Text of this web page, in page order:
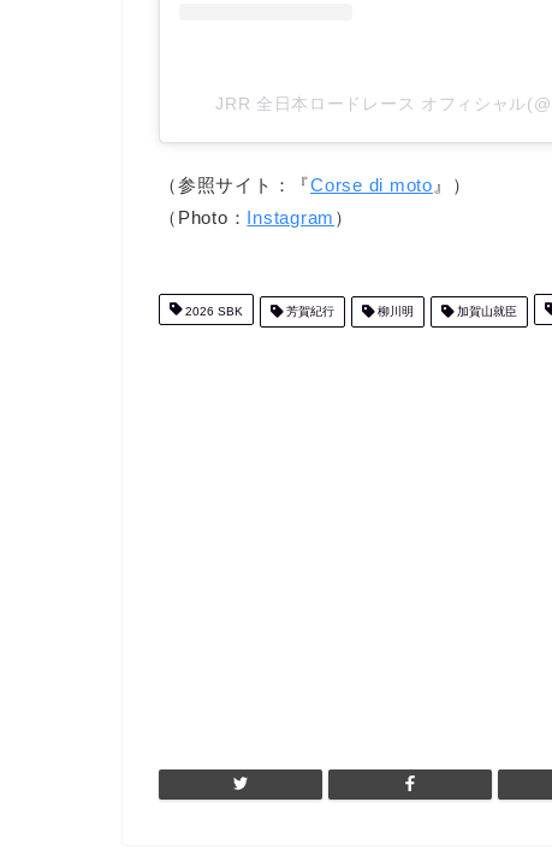
JRR 全日本ロードレース オフィシャル
（参照サイト：『Corse di moto 』）
（Photo： Instagram ）
2026 SBK 芳賀紀行 柳川明 加賀山就臣